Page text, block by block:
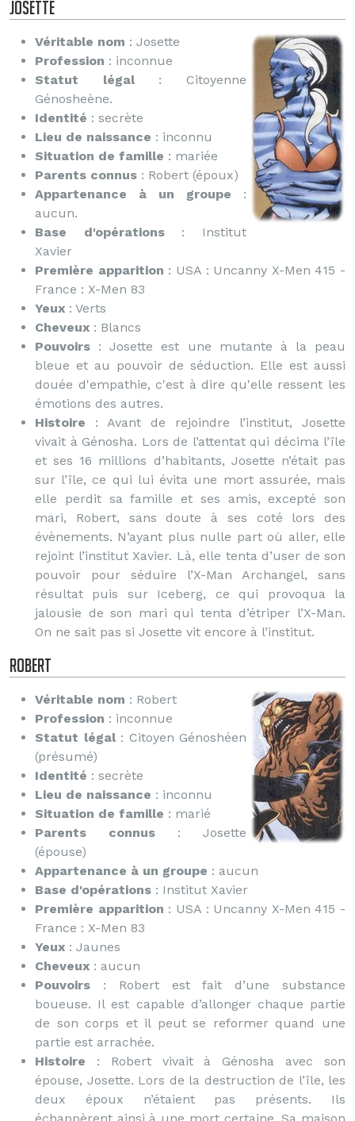
Josette
Véritable nom : Josette
Profession : inconnue
Statut légal: Citoyenne
Génosheène.
Identité : secrète
Lieu de naissance : inconnu
Situation de famille : mariée
Parents connus : Robert (époux)
Appartenance à un groupe :
aucun.
Base d'opérations: Institut
Xavier
Première apparition : USA : Uncanny X-Men 415 -
France : X-Men 83
Yeux : Verts
Cheveux : Blancs
Pouvoirs : Josette est une mutante à la peau
bleue et au pouvoir de séduction. Elle est aussi
douée d'empathie, c'est à dire qu'elle ressent les
émotions des autres.
Histoire : Avant de rejoindre l’institut, Josette
vivait à Génosha. Lors de l’attentat qui décima l’île
et ses 16 millions d’habitants, Josette n’était pas
sur l’île, ce qui lui évita une mort assurée, mais
elle perdit sa famille et ses amis, excepté son
mari, Robert, sans doute à ses coté lors des
évènements. N’ayant plus nulle part où aller, elle
rejoint l’institut Xavier. Là, elle tenta d’user de son
pouvoir pour séduire l’X-Man Archangel, sans
résultat puis sur Iceberg, ce qui provoqua la
jalousie de son mari qui tenta d’étriper l’X-Man.
On ne sait pas si Josette vit encore à l’institut.
Robert
Véritable nom : Robert
Profession : inconnue
Statut légal : Citoyen Génoshéen
(présumé)
Identité : secrète
Lieu de naissance : inconnu
Situation de famille : marié
Parents connus : Josette
(épouse)
Appartenance à un groupe : aucun
Base d'opérations : Institut Xavier
Première apparition : USA : Uncanny X-Men 415 -
France : X-Men 83
Yeux : Jaunes
Cheveux : aucun
Pouvoirs : Robert est fait d’une substance
boueuse. Il est capable d’allonger chaque partie
de son corps et il peut se reformer quand une
partie est arrachée.
Histoire : Robert vivait à Génosha avec son
épouse, Josette. Lors de la destruction de l’île, les
deux époux n’étaient pas présents. Ils